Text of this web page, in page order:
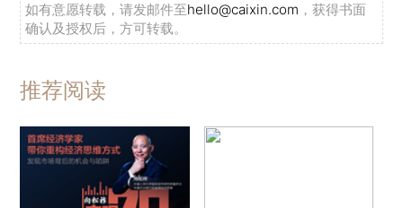
如有意愿转载，请发邮件至hello@caixin.com ，获得书面
确认及授权后，方可转载。
推荐阅读